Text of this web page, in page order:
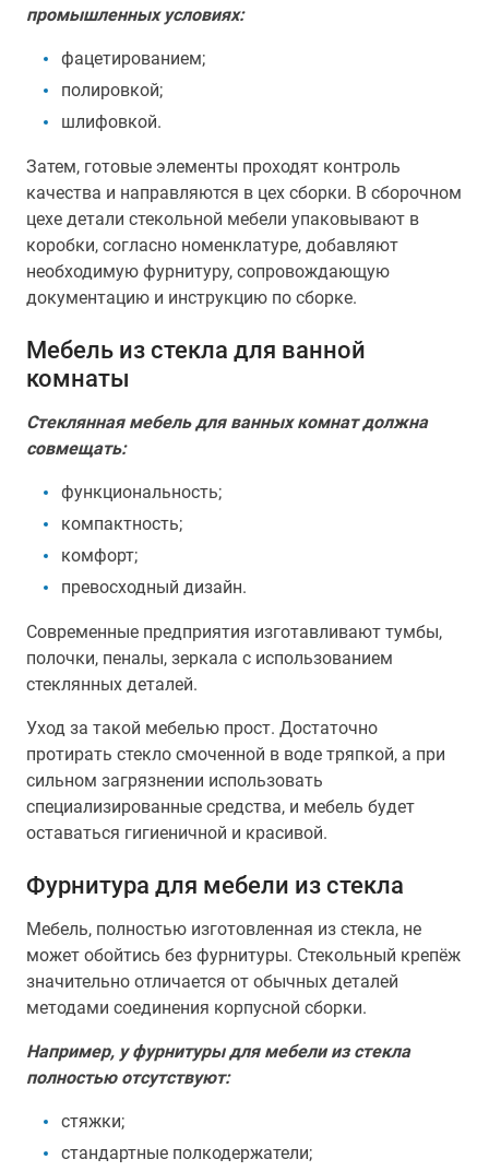
промышленных условиях:
фацетированием;
полировкой;
шлифовкой.
Затем, готовые элементы проходят контроль
качества и направляются в цех сборки. В сборочном
цехе детали стекольной мебели упаковывают в
коробки, согласно номенклатуре, добавляют
необходимую фурнитуру, сопровождающую
документацию и инструкцию по сборке.
Мебель из стекла для ванной
комнаты
Стеклянная мебель для ванных комнат должна
совмещать:
функциональность;
компактность;
комфорт;
превосходный дизайн.
Современные предприятия изготавливают тумбы,
полочки, пеналы, зеркала с использованием
стеклянных деталей.
Уход за такой мебелью прост. Достаточно
протирать стекло смоченной в воде тряпкой, а при
сильном загрязнении использовать
специализированные средства, и мебель будет
оставаться гигиеничной и красивой.
Фурнитура для мебели из стекла
Мебель, полностью изготовленная из стекла, не
может обойтись без фурнитуры. Стекольный крепёж
значительно отличается от обычных деталей
методами соединения корпусной сборки.
Например, у фурнитуры для мебели из стекла
полностью отсутствуют:
стяжки;
стандартные полкодержатели;